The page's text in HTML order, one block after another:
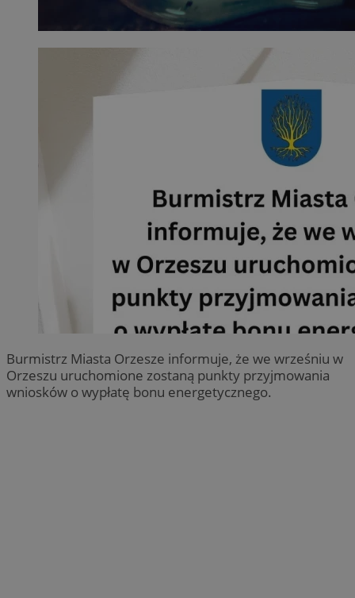
Burmistrz Miasta Orzesze informuje, że we wrześniu w
Orzeszu uruchomione zostaną punkty przyjmowania
wniosków o wypłatę bonu energetycznego.